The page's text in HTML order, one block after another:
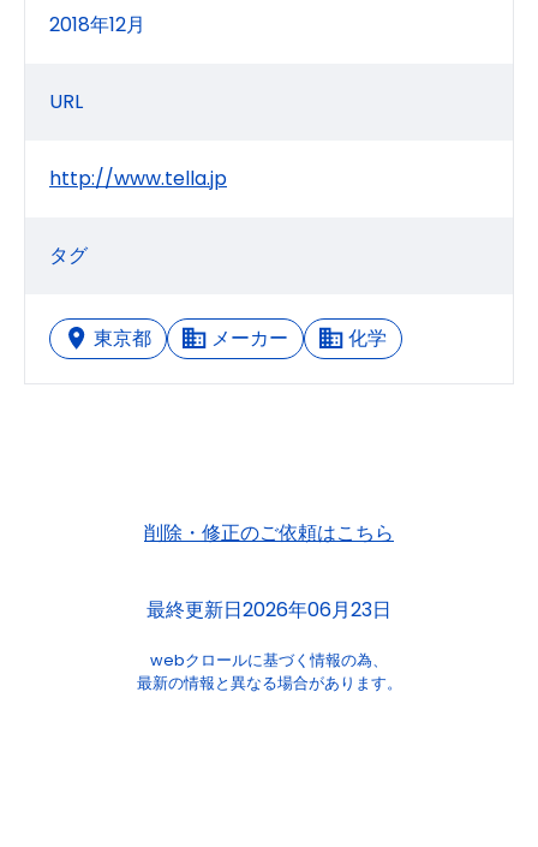
2018年12月
URL
http://www.tella.jp
タグ
東京都 メーカー 化学
削除・修正のご依頼はこちら
最終更新日2026年06月23日
webクロールに基づく情報の為、
最新の情報と異なる場合があります。